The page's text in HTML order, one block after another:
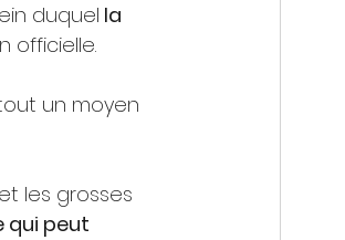
duquel la
officielle.
un moyen
les grosses
qui peut